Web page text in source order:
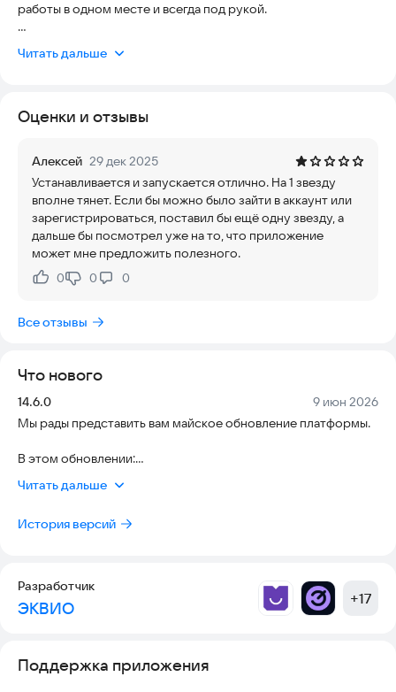
работы в одном месте и всегда под рукой.
⁃ Обучение и тестирование.
⁃ Рейтинг с учетом прогресса в обучении и бизнес-
команды прямо из приложения, выдавайте награды и
проверяйте прогресс обучения
Приятного использования!
Читать дальше
Оценки и отзывы
Алексей 29 дек 2025
Устанавливается и запускается отлично. На 1 звезду
вполне тянет. Если бы можно было зайти в аккаунт или
зарегистрироваться, поставил бы ещё одну звезду, а
дальше бы посмотрел уже на то, что приложение
может мне предложить полезного.
Нравится:
0Не нравится:
0 0
Все отзывы
Что нового
Версия:
14.6.0 Дата:
9 июн 2026
Мы рады представить вам майское обновление платформы.
В этом обновлении:
Читать дальше
История версий
Разработчик
ЭКВИО +17
Поддержка приложения